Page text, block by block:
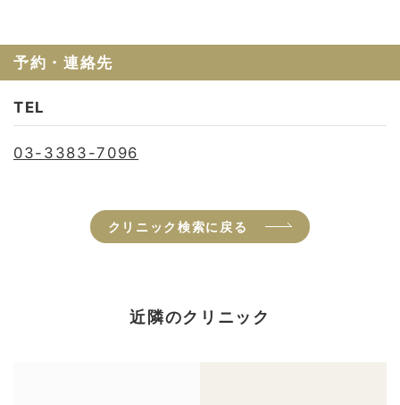
予約・連絡先
TEL
03-3383-7096
クリニック検索に戻る
近隣のクリニック